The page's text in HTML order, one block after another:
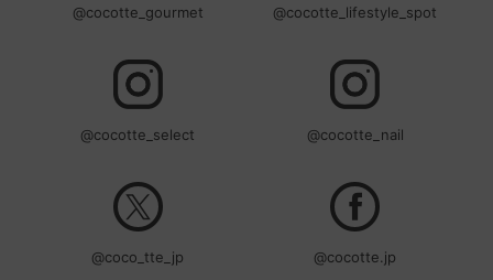
@cocotte_gourmet @cocotte_lifestyle_spot
@cocotte_select @cocotte_nail
@coco_tte_jp @cocotte.jp